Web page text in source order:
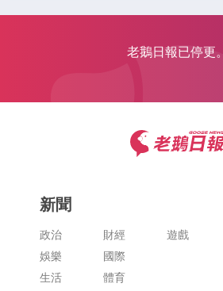
老鵝日報已停更。
新聞
政治
娛樂
生活
財經
國際
體育
遊戲